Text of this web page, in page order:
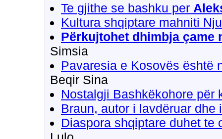
Te gjithe se bashku per
Kultura shqiptare mahniti
Përkujtohet dhimbja çame
Simsia
Pavaresia e Kosovës është
Beqir Sina
Nostalgji Bashkëkohore për
Braun, autor i lavdëruar dhe
Diaspora shqiptare duhet te